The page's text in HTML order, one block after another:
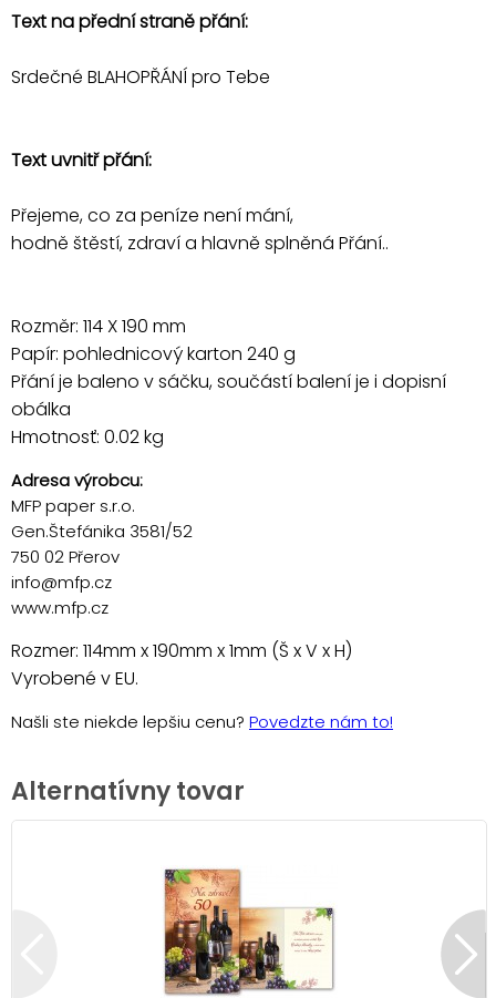
Text na přední straně přání:
Srdečné BLAHOPŘÁNÍ pro Tebe
Text uvnitř přání:
Přejeme, co za peníze není mání,
hodně štěstí, zdraví a hlavně splněná Přání..
Rozměr: 114 X 190 mm
Papír: pohlednicový karton 240 g
Přání je baleno v sáčku, součástí balení je i dopisní
obálka
Hmotnosť: 0.02 kg
Adresa výrobcu:
MFP paper s.r.o.
Gen.Štefánika 3581/52
750 02 Přerov
info@mfp.cz
www.mfp.cz
Rozmer: 114mm x 190mm x 1mm (Š x V x H)
Vyrobené v EU.
Našli ste niekde lepšiu cenu? Povedzte nám to!
Alternatívny tovar